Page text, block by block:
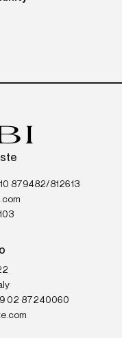
879482/812613
02 87240060